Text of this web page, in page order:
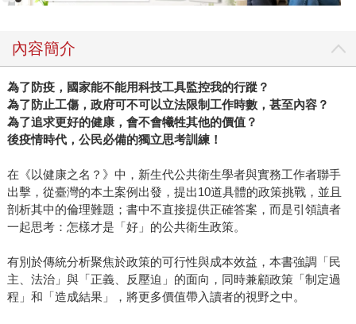
內容簡介
為了防疫，國家能不能用科技工具監控我的行蹤？
為了防止工傷，政府可不可以立法限制工作時數，甚至內容？
為了追求更好的健康，會不會犧牲其他的價值？
後疫情時代，公民必備的獨立思考訓練！
在《以健康之名？》中，新生代公共衛生學者與實務工作者聯手
出擊，從臺灣的本土案例出發，提出10道具體的政策挑戰，並且
剖析其中的倫理難題；書中不直接提供正確答案，而是引領讀者
一起思考：怎樣才是「好」的公共衛生政策。
有別於傳統分析聚焦於政策的可行性與成本效益，本書強調「民
主、法治」與「正義、反壓迫」的面向，同時兼顧政策「制定過
程」和「造成結果」，將更多價值帶入讀者的視野之中。